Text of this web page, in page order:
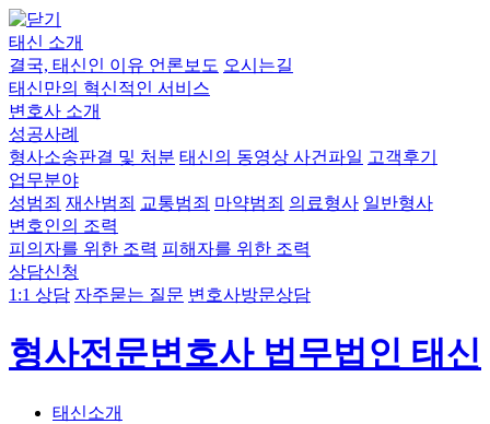
태신 소개
결국, 태신인 이유 언론보도 오시는길
태신만의 혁신적인 서비스
변호사 소개
성공사례
형사소송판결 및 처분 태신의 동영상 사건파일 고객후기
업무분야
성범죄 재산범죄 교통범죄 마약범죄 의료형사 일반형사
변호인의 조력
피의자를 위한 조력 피해자를 위한 조력
상담신청
1:1 상담 자주묻는 질문 변호사방문상담
형사전문변호사 법무법인 태신
태신소개